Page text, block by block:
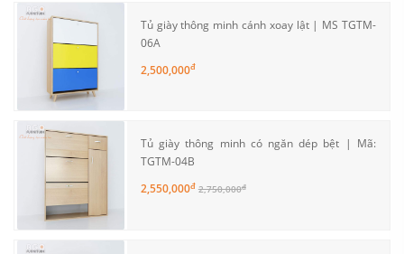
Tủ giày thông minh cánh xoay lật | MS TGTM-
06A
2,500,000đ
Tủ giày thông minh có ngăn dép bệt | Mã:
TGTM-04B
2,550,000đ 2,750,000đ